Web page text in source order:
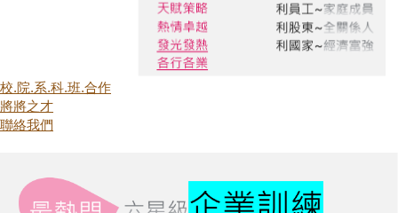
校.院.系.科.班.合作
將將之才
聯絡我們